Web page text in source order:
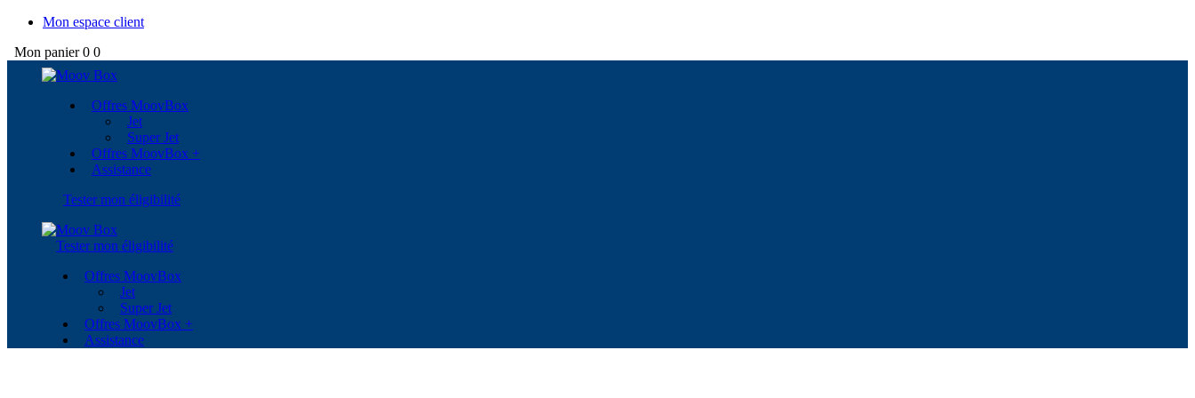
Mon espace client
Mon panier 0 0
Offres MoovBox
Jet
Super Jet
Offres MoovBox +
Assistance
Tester mon éligibilité
Tester mon éligibilité
Offres MoovBox
Jet
Super Jet
Offres MoovBox +
Assistance